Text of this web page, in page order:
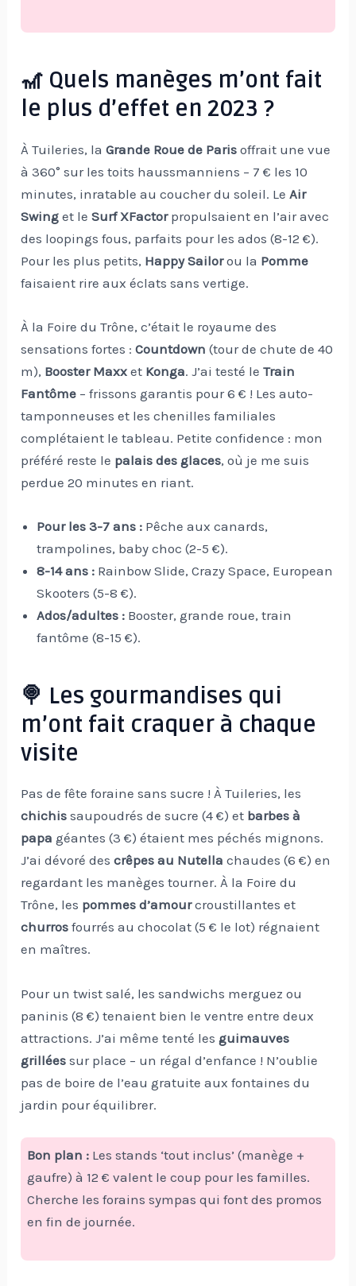
🎢 Quels manèges m’ont fait
le plus d’effet en 2023 ?
À Tuileries, laGrande Roue de Paris offrait une vue
à 360° sur les toits haussmanniens – 7 € les 10
minutes, inratable au coucher du soleil. LeAir
Swing et leSurf XFactorpropulsaient en l’air avec
des loopings fous, parfaits pour les ados (8-12 €).
Pour les plus petits, Happy Sailorou la Pomme
faisaient rire aux éclats sans vertige.
À la Foire du Trône, c’était le royaume des
sensations fortes :Countdown (tour de chute de 40
m), Booster Maxx et Konga. J’ai testé leTrain
Fantôme – frissons garantis pour 6 € ! Les auto-
tamponneuses et les chenilles familiales
complétaient le tableau. Petite confidence : mon
préféré reste le palais des glaces, où je me suis
perdue 20 minutes en riant.
Pour les 3-7 ans : Pêche aux canards,
trampolines, baby choc (2-5 €).
8-14 ans : Rainbow Slide, Crazy Space, European
Skooters (5-8 €).
Ados/adultes : Booster, grande roue, train
fantôme (8-15 €).
🍭 Les gourmandises qui
m’ont fait craquer à chaque
visite
Pas de fête foraine sans sucre ! À Tuileries, les
chichis saupoudrés de sucre (4 €) et barbes à
papa géantes (3 €) étaient mes péchés mignons.
J’ai dévoré descrêpes au Nutella chaudes (6 €) en
regardant les manèges tourner. À la Foire du
Trône, les pommes d’amourcroustillantes et
churros fourrés au chocolat (5 € le lot) régnaient
en maîtres.
Pour un twist salé, les sandwichs merguez ou
paninis (8 €) tenaient bien le ventre entre deux
attractions. J’ai même tenté lesguimauves
grillées sur place – un régal d’enfance ! N’oublie
pas de boire de l’eau gratuite aux fontaines du
jardin pour équilibrer.
Bon plan : Les stands ‘tout inclus’ (manège +
gaufre) à 12 € valent le coup pour les familles.
Cherche les forains sympas qui font des promos
en fin de journée.